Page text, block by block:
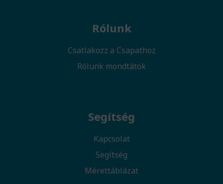
Rólunk
Csatlakozz a Csapathoz
Rólunk mondtátok
Segítség
Kapcsolat
Segítség
Mérettáblázat